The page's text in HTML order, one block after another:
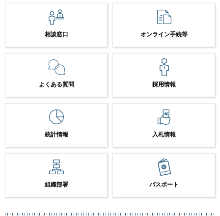
相談窓口 オンライン手続等
よくある質問 採用情報
統計情報 入札情報
組織部署 パスポート